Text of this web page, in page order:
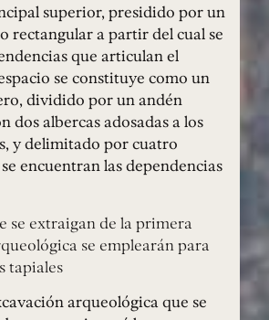
superior, presidido por un
rectangular a partir del cual se
que articulan el
se constituye como un
dividido por un andén
dos albercas adosadas a los
y delimitado por cuatro
encuentran las dependencias
se extraigan de la primera
se emplearán para
tapiales
arqueológica que se